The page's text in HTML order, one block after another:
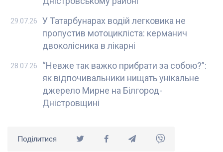
У Татарбунарах водій легковика не
пропустив мотоцикліста: керманич
двоколісника в лікарні
29.07.26
“Невже так важко прибрати за собою?”:
як відпочивальники нищать унікальне
джерело Мирне на Білгород-
Дністровщині
28.07.26
Поділитися